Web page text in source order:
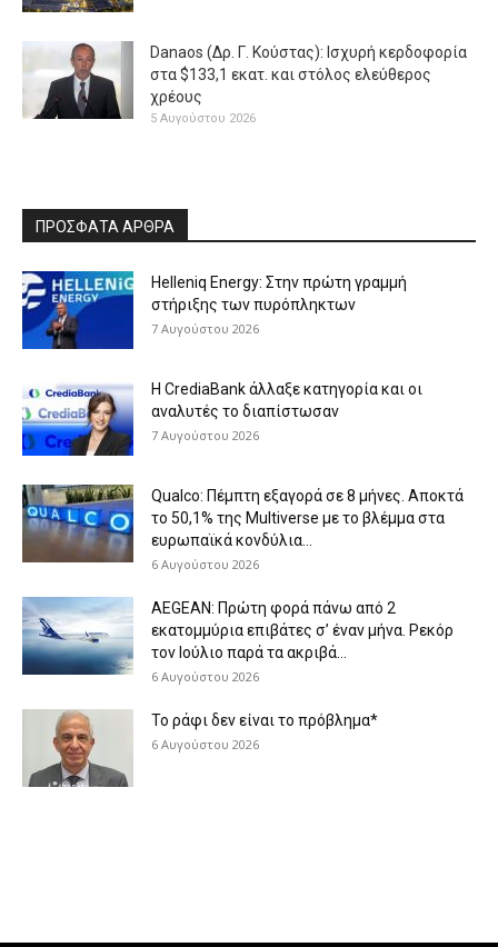
Danaos (Δρ. Γ. Κούστας): Ισχυρή κερδοφορία
στα $133,1 εκατ. και στόλος ελεύθερος
χρέους
5 Αυγούστου 2026
ΠΡΟΣΦΑΤΑ ΑΡΘΡΑ
Helleniq Energy: Στην πρώτη γραμμή
στήριξης των πυρόπληκτων
7 Αυγούστου 2026
Η CrediaBank άλλαξε κατηγορία και οι
αναλυτές το διαπίστωσαν
7 Αυγούστου 2026
Qualco: Πέμπτη εξαγορά σε 8 μήνες. Aποκτά
το 50,1% της Multiverse με το βλέμμα στα
ευρωπαϊκά κονδύλια...
6 Αυγούστου 2026
AEGEAN: Πρώτη φορά πάνω από 2
εκατομμύρια επιβάτες σ’ έναν μήνα. Ρεκόρ
τον Ιούλιο παρά τα ακριβά...
6 Αυγούστου 2026
Το ράφι δεν είναι το πρόβλημα*
6 Αυγούστου 2026